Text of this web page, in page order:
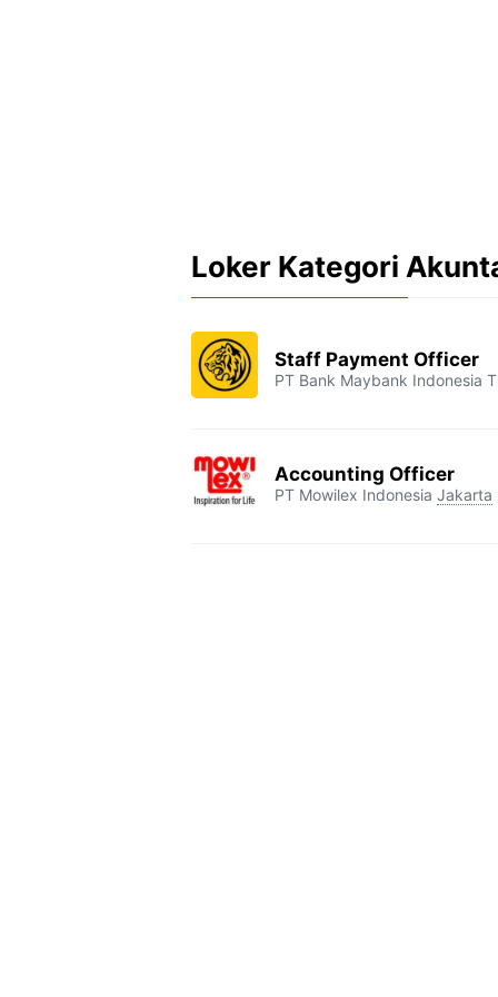
Loker Kategori
Staff Payment Officer
PT Bank Maybank Indonesia
Accounting Officer
PT Mowilex Indonesia Jakarta